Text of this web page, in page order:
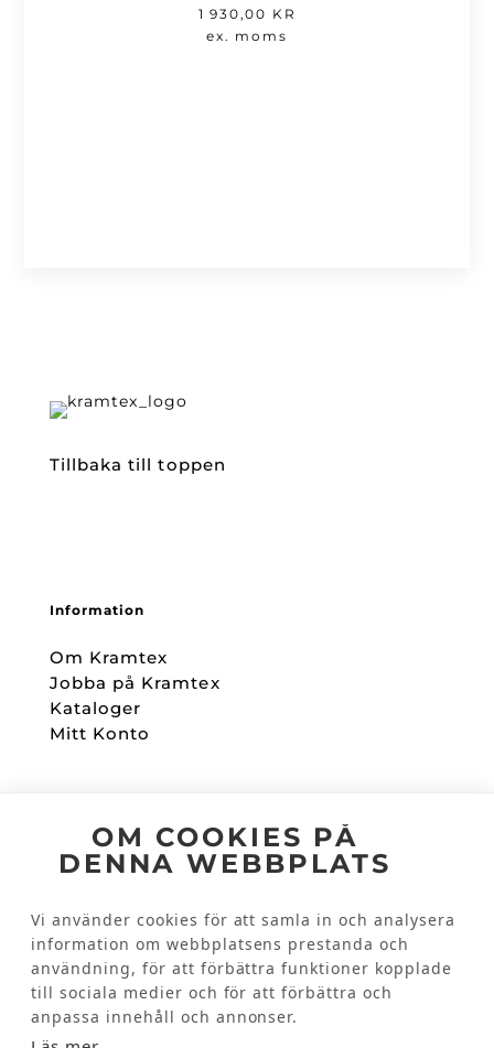
OM COOKIES PÅ
DENNA WEBBPLATS
Vi använder cookies för att samla in och analysera
information om webbplatsens prestanda och
användning, för att förbättra funktioner kopplade
till sociala medier och för att förbättra och
anpassa innehåll och annonser.
1 930,00 KR
ex. moms
Tillbaka till toppen
Information
Om Kramtex
Jobba på Kramtex
Kataloger
Mitt Konto
Facebook
Kundinformation
Kontakta oss